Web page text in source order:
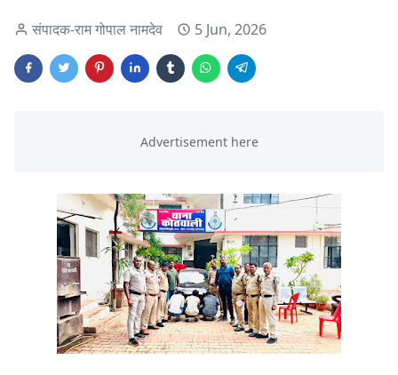
संपादक-राम गोपाल नामदेव 5 Jun, 2026